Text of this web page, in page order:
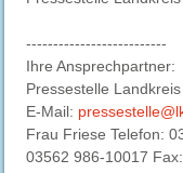
--------------------------
Ihre Ansprechpartner:
Pressestelle
E-Mail:
Frau Friese Telefon:
03562 986-10017